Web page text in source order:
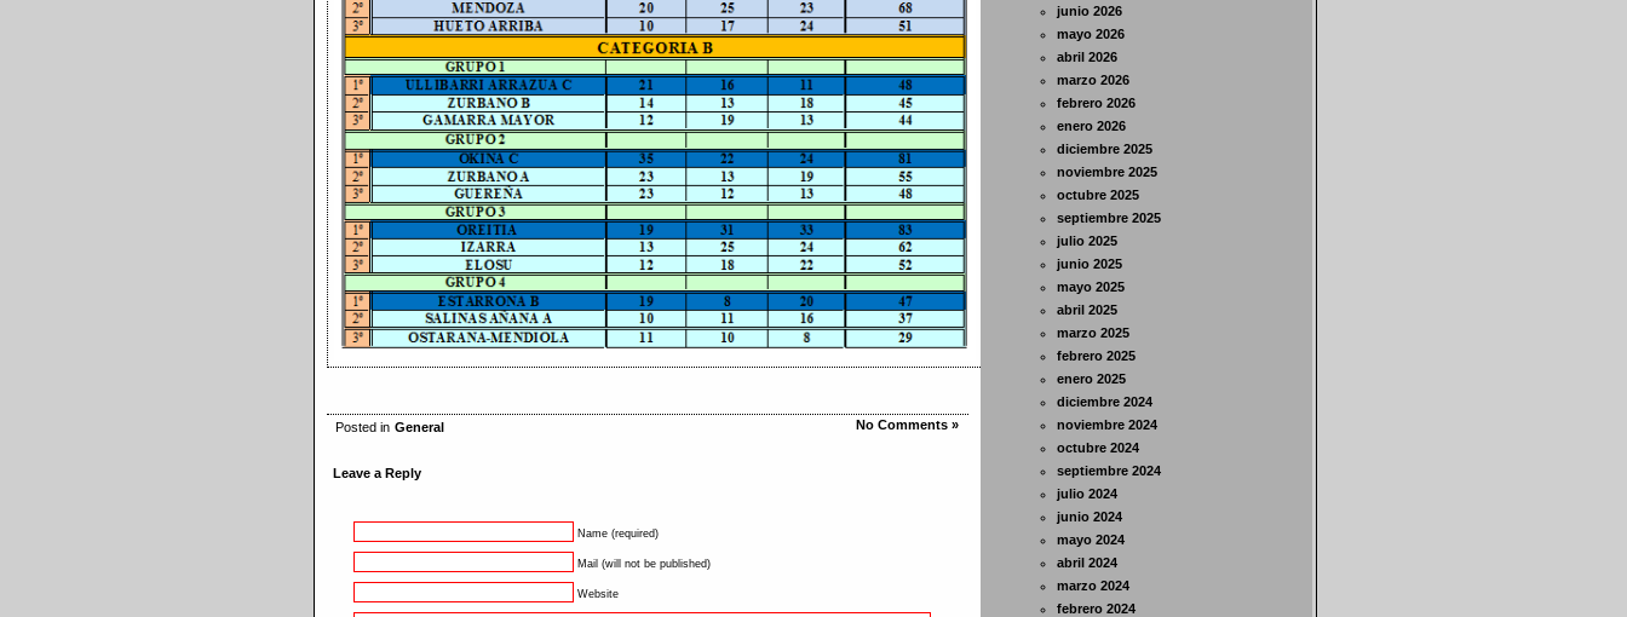
No Comments »
Posted in General
Leave a Reply
Name (required)
Mail (will not be published)
Website
junio 2026
mayo 2026
abril 2026
marzo 2026
febrero 2026
enero 2026
diciembre 2025
noviembre 2025
octubre 2025
septiembre 2025
julio 2025
junio 2025
mayo 2025
abril 2025
marzo 2025
febrero 2025
enero 2025
diciembre 2024
noviembre 2024
octubre 2024
septiembre 2024
julio 2024
junio 2024
mayo 2024
abril 2024
marzo 2024
febrero 2024